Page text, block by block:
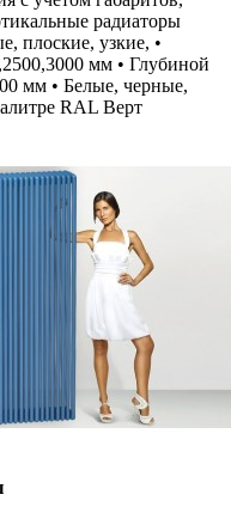
радиаторы
плоские, узкие, •
мм • Глубиной
мм • Белые, черные,
RAL Верт